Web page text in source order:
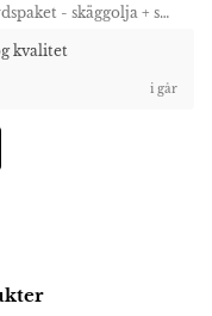
- skäggolja + skäggvax Trollskog
kvalitet
i går